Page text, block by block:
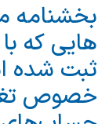
بخشنامه
هایی که
ثبت شده
خصوص